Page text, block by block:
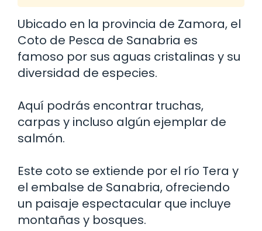
Ubicado en la provincia de Zamora, el
Coto de Pesca de Sanabria es
famoso por sus aguas cristalinas y su
diversidad de especies.
Aquí podrás encontrar truchas,
carpas y incluso algún ejemplar de
salmón.
Este coto se extiende por el río Tera y
el embalse de Sanabria, ofreciendo
un paisaje espectacular que incluye
montañas y bosques.